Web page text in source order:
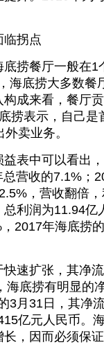
拐点
餐厅一般在1
海底捞大多数餐
成来看，餐厅
捞表示，自己
卖业务。
中可以看出，
营收的7.1%；
，营收翻倍
利润为11.94
2017年海底捞
扩张，其净流
海底捞有明显的
3月31日，其净
亿元人民币。
，因而必须保